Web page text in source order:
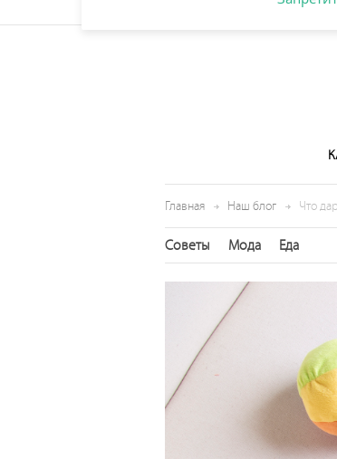
Оптовая продажа детской
Главная Наш блог Что
Советы Мода Еда